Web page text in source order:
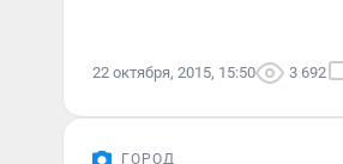
22 октября, 2015, 15:50 3 692
ГОРОД